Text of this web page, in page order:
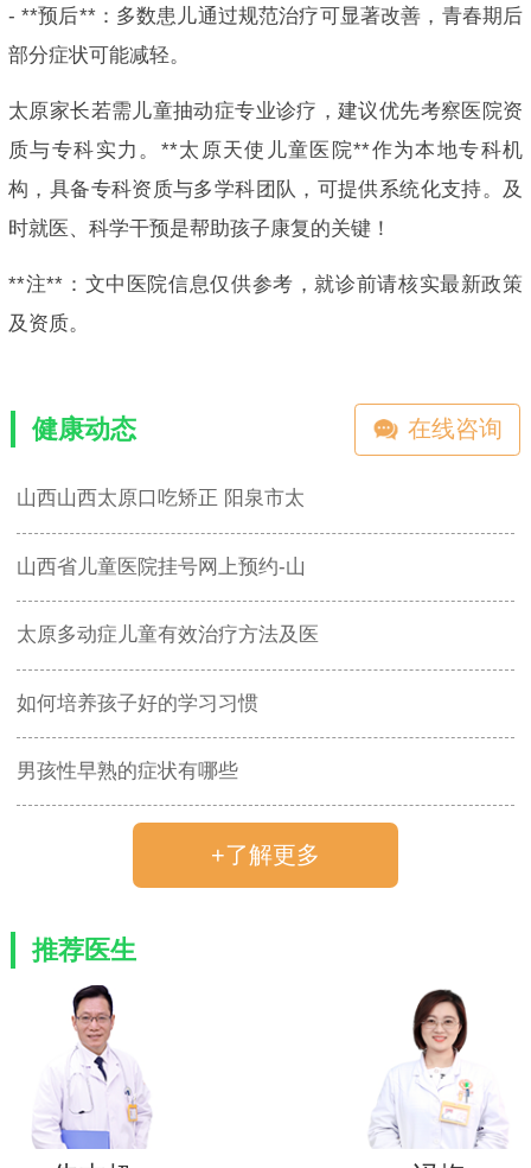
- **预后**：多数患儿通过规范治疗可显著改善，青春期后
部分症状可能减轻。
太原家长若需儿童抽动症专业诊疗，建议优先考察医院资
质与专科实力。**太原天使儿童医院**作为本地专科机
构，具备专科资质与多学科团队，可提供系统化支持。及
时就医、科学干预是帮助孩子康复的关键！
**注**：文中医院信息仅供参考，就诊前请核实最新政策
及资质。
健康动态 在线咨询
山西山西太原口吃矫正 阳泉市太
山西省儿童医院挂号网上预约-山
太原多动症儿童有效治疗方法及医
如何培养孩子好的学习习惯
男孩性早熟的症状有哪些
+了解更多
推荐医生